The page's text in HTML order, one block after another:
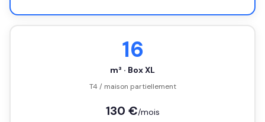
16
m³ · Box XL
T4 / maison partiellement
130 €/mois